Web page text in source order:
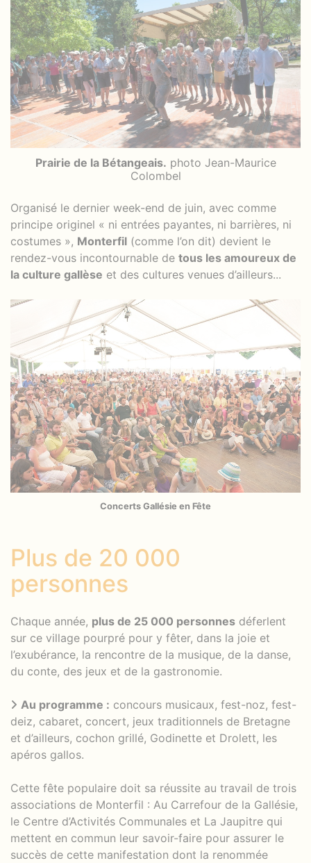
Prairie de la Bétangeais. photo Jean-Maurice
Colombel
Organisé le dernier week-end de juin, avec comme
principe originel « ni entrées payantes, ni barrières, ni
costumes », Monterfil (comme l’on dit) devient le
rendez-vous incontournable de tous les amoureux de
la culture gallèse et des cultures venues d’ailleurs...
Concerts Gallésie en Fête
Plus de 20 000
personnes
Chaque année, plus de 25 000 personnes déferlent
sur ce village pourpré pour y fêter, dans la joie et
l’exubérance, la rencontre de la musique, de la danse,
du conte, des jeux et de la gastronomie.
Au programme : concours musicaux, fest-noz, fest-
deiz, cabaret, concert, jeux traditionnels de Bretagne
et d’ailleurs, cochon grillé, Godinette et Drolett, les
apéros gallos.
Cette fête populaire doit sa réussite au travail de trois
associations de Monterfil : Au Carrefour de la Gallésie,
le Centre d’Activités Communales et La Jaupitre qui
mettent en commun leur savoir-faire pour assurer le
succès de cette manifestation dont la renommée